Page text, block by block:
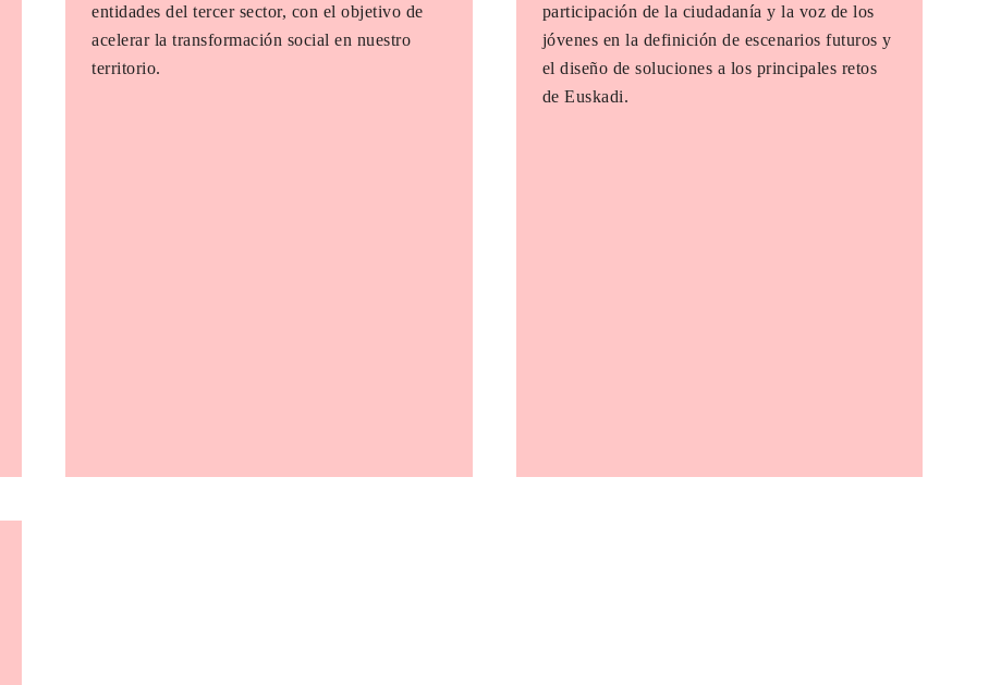
entidades del tercer sector, con el objetivo de
acelerar la transformación social en nuestro
territorio.
participación de la ciudadanía y la voz de los
jóvenes en la definición de escenarios futuros y
el diseño de soluciones a los principales retos
de Euskadi.